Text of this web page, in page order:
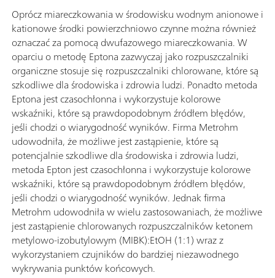
Oprócz miareczkowania w środowisku wodnym anionowe i
kationowe środki powierzchniowo czynne można również
oznaczać za pomocą dwufazowego miareczkowania. W
oparciu o metodę Eptona zazwyczaj jako rozpuszczalniki
organiczne stosuje się rozpuszczalniki chlorowane, które są
szkodliwe dla środowiska i zdrowia ludzi. Ponadto metoda
Eptona jest czasochłonna i wykorzystuje kolorowe
wskaźniki, które są prawdopodobnym źródłem błędów,
jeśli chodzi o wiarygodność wyników. Firma Metrohm
udowodniła, że możliwe jest zastąpienie, które są
potencjalnie szkodliwe dla środowiska i zdrowia ludzi,
metoda Epton jest czasochłonna i wykorzystuje kolorowe
wskaźniki, które są prawdopodobnym źródłem błędów,
jeśli chodzi o wiarygodność wyników. Jednak firma
Metrohm udowodniła w wielu zastosowaniach, że możliwe
jest zastąpienie chlorowanych rozpuszczalników ketonem
metylowo-izobutylowym (MIBK):EtOH (1:1) wraz z
wykorzystaniem czujników do bardziej niezawodnego
wykrywania punktów końcowych.